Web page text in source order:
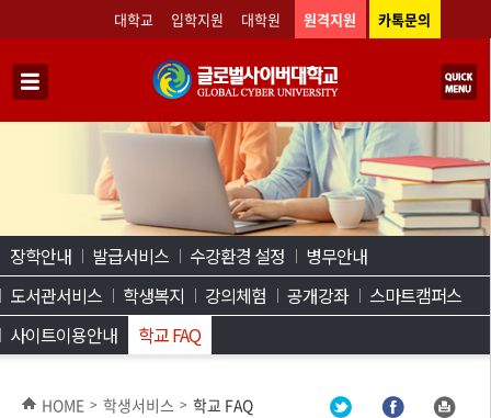
대학교 입학지원 대학원 원격지원 카톡문의
장학안내 발급서비스 수강환경 설정
병무안내
도서관서비스
학생복지 강의체험 공개강좌
스마트캠퍼스
사이트이용안내
학교 FAQ
HOME > 학생서비스 > 학교 FAQ